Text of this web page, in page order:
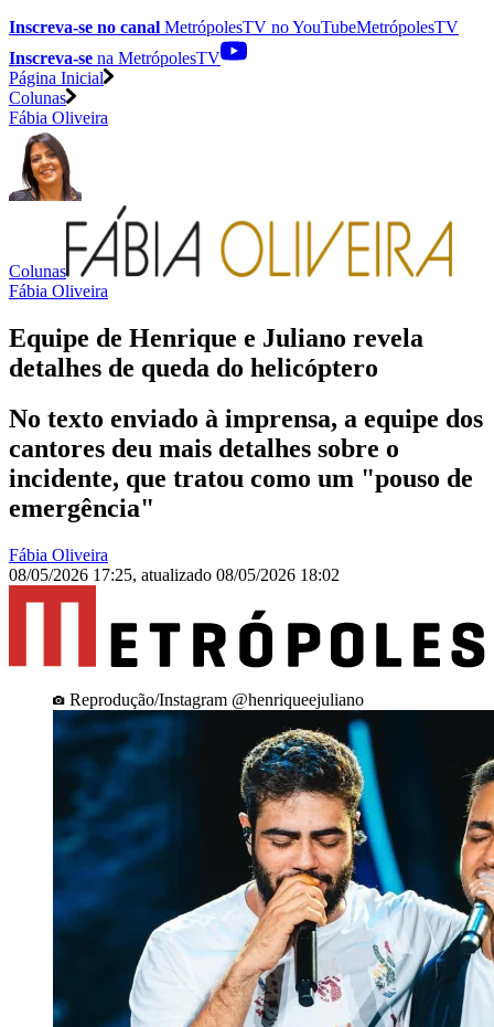
Inscreva-se no canal MetrópolesTV noYouTubeMetrópolesTV
Inscreva-se na MetrópolesTV
Página Inicial
Colunas
Fábia Oliveira
Colunas
Fábia Oliveira
Equipe de Henrique e Juliano revela
detalhes de queda do helicóptero
No texto enviado à imprensa, a equipe dos
cantores deu mais detalhes sobre o
incidente, que tratou como um "pouso de
emergência"
Fábia Oliveira
08/05/2026 17:25, atualizado 08/05/2026 18:02
Reprodução/Instagram @henriqueejuliano